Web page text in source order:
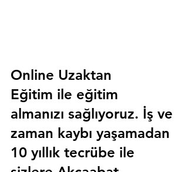
Online Uzaktan
Eğitim ile eğitim
almanızı sağlıyoruz. İş ve
zaman kaybı yaşamadan
10 yıllık tecrübe ile